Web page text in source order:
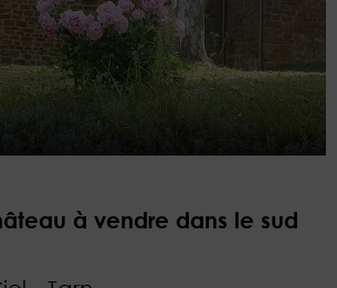
à vendre dans le sud